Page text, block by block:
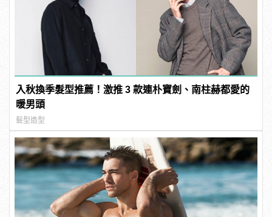
入秋換季髮型推薦！激推 3 款連朴寶劍、南柱赫都愛的
暖男頭
髮型造型